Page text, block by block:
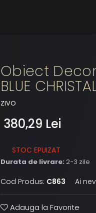
Obiect
BLUE
ZIVO
380,29 Lei
STOC EPUIZAT
Durata de livrare: 2-3 zile
Cod Produs: C863 Ai
Adauga la Favorite